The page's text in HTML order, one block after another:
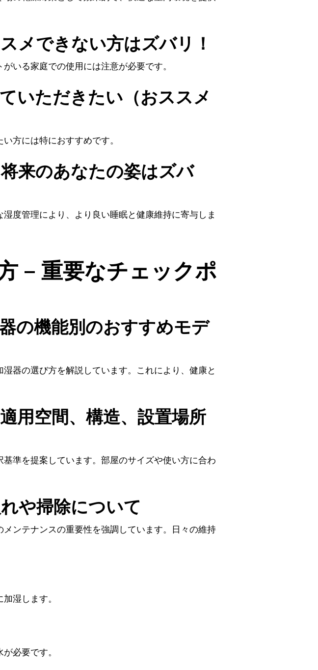
メできない方はズバリ！
いる家庭での使用には注意が必要です。
いただきたい（おススメ
方には特におすすめです。
来のあなたの姿はズバ
度管理により、より良い睡眠と健康維持に寄与しま
– 重要なチェックポ
の機能別のおすすめモデ
器の選び方を解説しています。これにより、健康と
用空間、構造、設置場所
準を提案しています。部屋のサイズや使い方に合わ
や掃除について
ンテナンスの重要性を強調しています。日々の維持
湿します。
必要です。